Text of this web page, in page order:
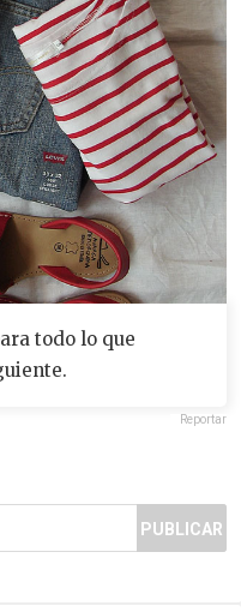
todo lo que
Reportar
PUBLICAR